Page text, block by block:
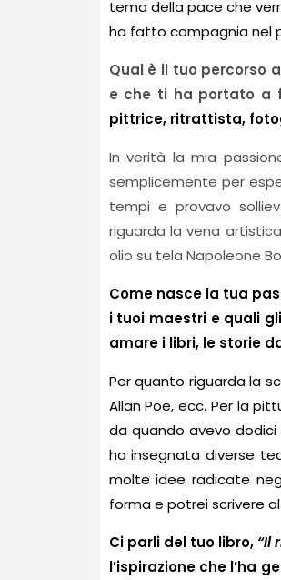
tema della pace che
ha fatto compagnia nel
Qual è il tuo percorso
e che ti ha portato a
pittrice, ritrattista,
In verità la mia
semplicemente per
tempi e provavo
riguarda la vena
olio su tela Napoleone
Come nasce la tua
i tuoi maestri e quali
amare i libri, le storie
Per quanto riguarda la
Allan Poe, ecc. Per la
da quando avevo
ha insegnata diverse
molte idee radicate
forma e potrei scrivere
Ci parli del tuo libro, “Il
l’ispirazione che l’ha